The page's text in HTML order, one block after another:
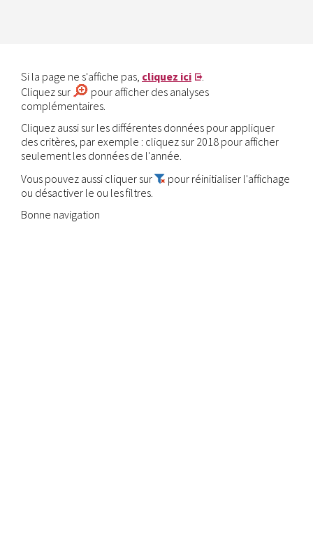
Si la page ne s'affiche pas, cliquez ici
.
Cliquez sur
pour afficher des analyses
complémentaires.
Cliquez aussi sur les différentes données pour appliquer
des critères, par exemple : cliquez sur 2018 pour afficher
seulement les données de l'année.
Vous pouvez aussi cliquer sur
pour réinitialiser l'affichage
ou désactiver le ou les filtres.
Bonne navigation